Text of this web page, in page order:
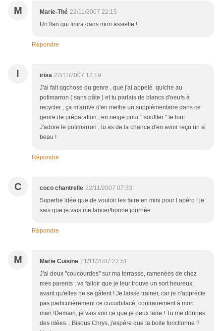
M Marie-Thé 22/11/2007 22:15
Un flan qui finira dans mon assiette !
Répondre
I irisa 22/11/2007 12:19
J'ai fait qqchose du genre , que j'ai appelé quiche au
potimarron ( sans pâte ) et tu parlais de blancs d'oeufs à
recycler , ça m'arrive d'en mettre un supplémentaire dans ce
genre de préparation , en neige pour " souffler " le tout .
J'adore le potimarron , tu as de la chance d'en avoir reçu un si
beau !
Répondre
C coco chantrelle 22/11/2007 07:33
Superbe idée que de vouloir les faire en mini pour l apéro ! je
sais que je vais me lancer!bonne journée
Répondre
M Marie Cuisine 21/11/2007 22:51
J'ai deux "coucourdes" sur ma terrasse, ramenées de chez
mes parents ; va falloir que je leur trouve un sort heureux,
avant qu'elles ne se gâtent ! Je laisse trainer, car je n'apprécie
pas particulièrement ce cucurbitacé, contrairement à mon
mari !Demain, je vais voir ce que je peux faire ! Tu me donnes
des idées... Bisous Chrys, j'espère que ta boite fonctionne ?